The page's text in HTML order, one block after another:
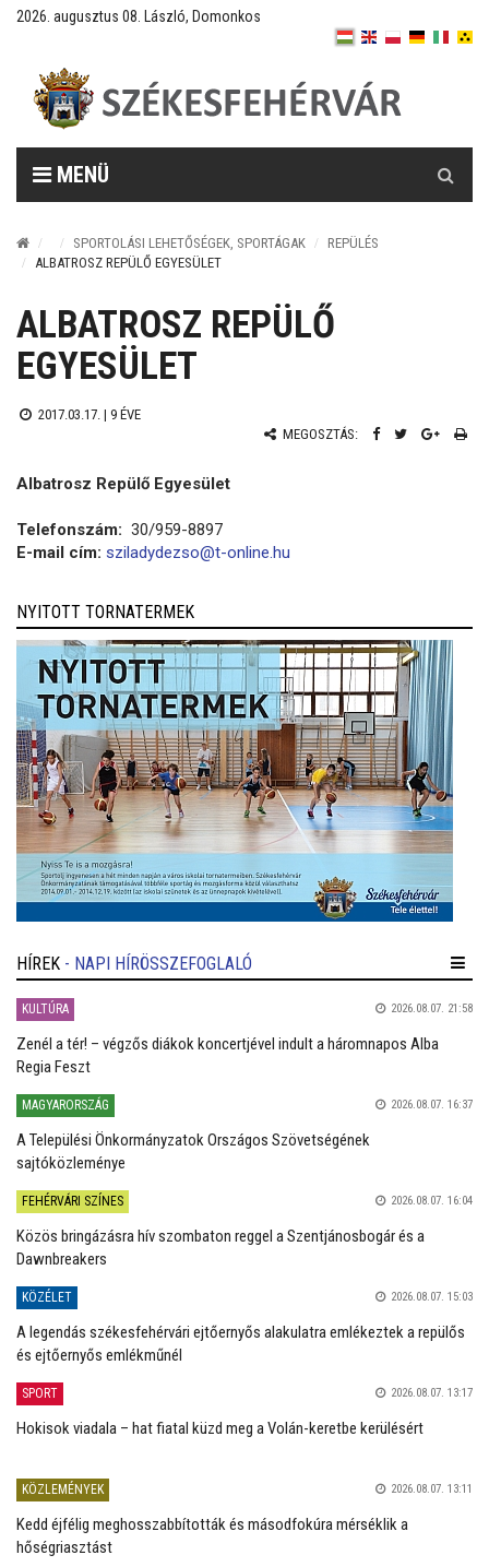
2026. augusztus 08. László, Domonkos
MENÜ
SPORTOLÁSI LEHETŐSÉGEK, SPORTÁGAK
REPÜLÉS
ALBATROSZ REPÜLŐ EGYESÜLET
ALBATROSZ REPÜLŐ
EGYESÜLET
2017.03.17. | 9 ÉVE
MEGOSZTÁS:
Albatrosz Repülő Egyesület
Telefonszám: 30/959-8897
E-mail cím: sziladydezso@t-online.hu
NYITOTT TORNATERMEK
HÍREK - NAPI HÍRÖSSZEFOGLALÓ
KULTÚRA 2026.08.07. 21:58
Zenél a tér! – végzős diákok koncertjével indult a háromnapos Alba
Regia Feszt
MAGYARORSZÁG 2026.08.07. 16:37
A Települési Önkormányzatok Országos Szövetségének
sajtóközleménye
FEHÉRVÁRI SZÍNES 2026.08.07. 16:04
Közös bringázásra hív szombaton reggel a Szentjánosbogár és a
Dawnbreakers
KÖZÉLET 2026.08.07. 15:03
A legendás székesfehérvári ejtőernyős alakulatra emlékeztek a repülős
és ejtőernyős emlékműnél
SPORT 2026.08.07. 13:17
Hokisok viadala – hat fiatal küzd meg a Volán-keretbe kerülésért
KÖZLEMÉNYEK 2026.08.07. 13:11
Kedd éjfélig meghosszabbították és másodfokúra mérséklik a
hőségriasztást